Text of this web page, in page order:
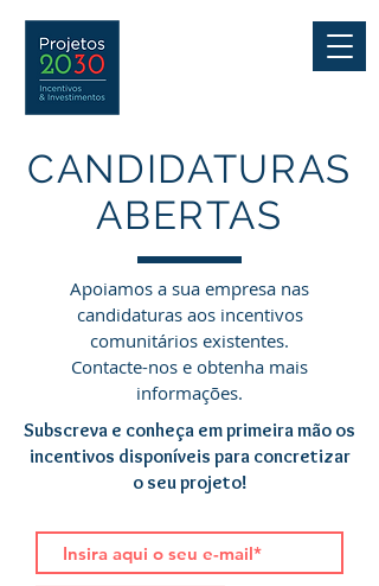
CANDIDATURAS
ABERTAS
Apoiamos a sua empresa nas
candidaturas aos incentivos
comunitários existentes.
Contacte-nos e obtenha mais
informações.
Subscreva e conheça em primeira mão os
incentivos disponíveis para concretizar
o seu projeto!